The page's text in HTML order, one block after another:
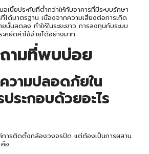
เบี้ยประกันที่ต่ำกว่าให้กับอาคารที่มีระบบรักษา
ได้มาตรฐาน เนื่องจากความเสี่ยงต่อการเกิด
นั้นลดลง ทำให้ในระยะยาว การลงทุนกับระบบ
หยัดค่าใช้จ่ายได้อย่างมาก
ามที่พบบ่อย
วามปลอดภัยใน
ระกอบด้วยอะไร
การติดตั้งกล้องวงจรปิด แต่ต้องเป็นการผสาน
อ